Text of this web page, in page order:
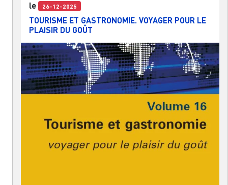
le 26-12-2025
TOURISME ET GASTRONOMIE. VOYAGER POUR LE
PLAISIR DU GOÛT